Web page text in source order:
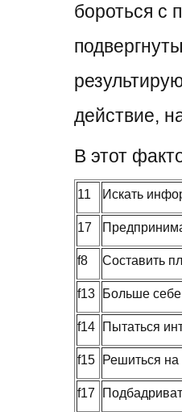
бороться с
действие,
В этот
11 Искать
17
f8 Составить
f13 Больше себе
f14 Пытаться
f15 Решиться на
f17